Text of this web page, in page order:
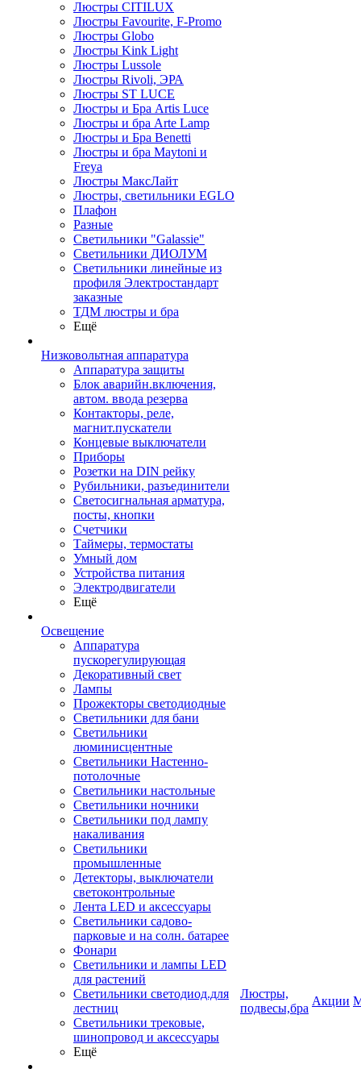
Люстры CITILUX
Люстры Favourite, F-Promo
Люстры Globo
Люстры Kink Light
Люстры Lussole
Люстры Rivoli, ЭРА
Люстры ST LUCE
Люстры и Бра Artis Luce
Люстры и бра Arte Lamp
Люстры и Бра Benetti
Люстры и бра Maytoni и
Freya
Люстры МаксЛайт
Люстры, светильники EGLO
Плафон
Разные
Светильники "Galassie"
Светильники ДИОЛУМ
Светильники линейные из
профиля Электростандарт
заказные
ТДМ люстры и бра
Ещё
Низковольтная аппаратура
Аппаратура защиты
Блок аварийн.включения,
автом. ввода резерва
Контакторы, реле,
магнит.пускатели
Концевые выключатели
Приборы
Розетки на DIN рейку
Рубильники, разъединители
Светосигнальная арматура,
посты, кнопки
Счетчики
Таймеры, термостаты
Умный дом
Устройства питания
Электродвигатели
Ещё
Освещение
Аппаратура
пускорегулирующая
Декоративный свет
Лампы
Прожекторы светодиодные
Светильники для бани
Светильники
люминисцентные
Светильники Настенно-
потолочные
Светильники настольные
Светильники ночники
Светильники под лампу
накаливания
Светильники
промышленные
Детекторы, выключатели
светоконтрольные
Лента LED и аксессуары
Светильники садово-
парковые и на солн. батарее
Фонари
Светильники и лампы LED
для растений
Светильники светодиод.для
лестниц
Светильники трековые,
шинопровод и аксессуары
Ещё
Люстры,
подвесы,бра
Акции